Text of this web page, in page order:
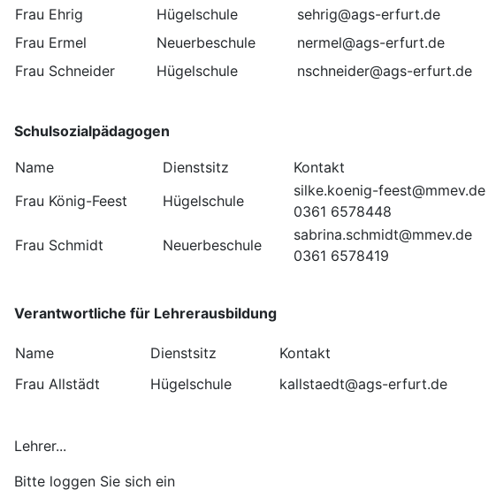
Frau Ehrig
Hügelschule
sehrig@ags-erfurt.de
Frau Ermel
Neuerbeschule
nermel@ags-erfurt.de
Frau Schneider
Hügelschule nschneider@ags-erfurt.de
Schulsozialpädagogen
Name Dienstsitz
Kontakt
Frau König-Feest
Hügelschule
silke.koenig-feest@mmev.de
0361 6578448
Frau Schmidt
Neuerbeschule
sabrina.schmidt@mmev.de
0361 6578419
Verantwortliche für Lehrerausbildung
Name Dienstsitz
Kontakt
Frau Allstädt
Hügelschule kallstaedt@ags-erfurt.de
Lehrer...
Bitte loggen Sie sich ein